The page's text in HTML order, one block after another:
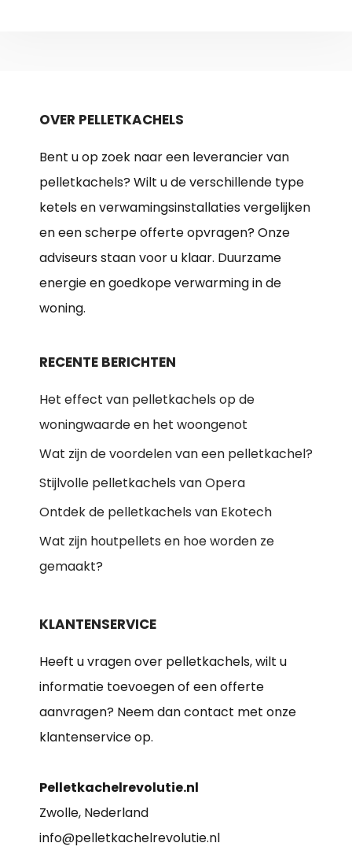
OVER PELLETKACHELS
Bent u op zoek naar een leverancier van
pelletkachels? Wilt u de verschillende type
ketels en verwamingsinstallaties vergelijken
en een scherpe offerte opvragen? Onze
adviseurs staan voor u klaar. Duurzame
energie en goedkope verwarming in de
woning.
RECENTE BERICHTEN
Het effect van pelletkachels op de
woningwaarde en het woongenot
Wat zijn de voordelen van een pelletkachel?
Stijlvolle pelletkachels van Opera
Ontdek de pelletkachels van Ekotech
Wat zijn houtpellets en hoe worden ze
gemaakt?
KLANTENSERVICE
Heeft u vragen over pelletkachels, wilt u
informatie toevoegen of een offerte
aanvragen? Neem dan contact met onze
klantenservice op.
Pelletkachelrevolutie.nl
Zwolle, Nederland
info@pelletkachelrevolutie.nl